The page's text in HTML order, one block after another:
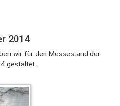
2014
wir für den Messestand der
gestaltet.